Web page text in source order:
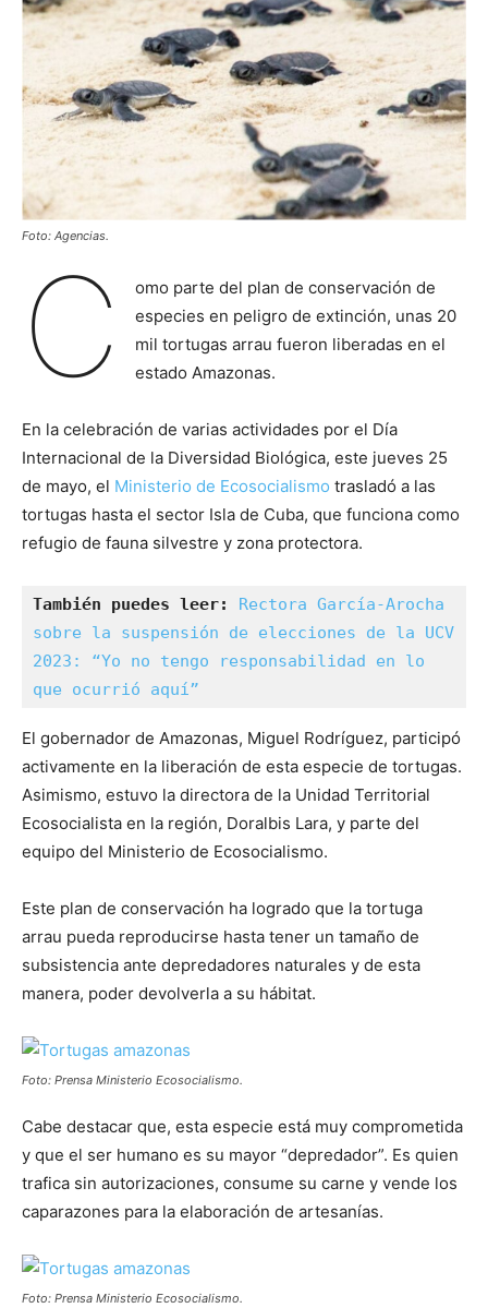
Foto: Agencias.
C
omo parte del plan de conservación de
especies en peligro de extinción, unas 20
mil tortugas arrau fueron liberadas en el
estado Amazonas.
En la celebración de varias actividades por el Día
Internacional de la Diversidad Biológica, este jueves 25
de mayo, el Ministerio de Ecosocialismo trasladó a las
tortugas hasta el sector Isla de Cuba, que funciona como
refugio de fauna silvestre y zona protectora.
También puedes leer:
Rectora García-Arocha
sobre la suspensión de elecciones de la UCV
2023: “Yo no tengo responsabilidad en lo
que ocurrió aquí”
El gobernador de Amazonas, Miguel Rodríguez, participó
activamente en la liberación de esta especie de tortugas.
Asimismo, estuvo la directora de la Unidad Territorial
Ecosocialista en la región, Doralbis Lara, y parte del
equipo del Ministerio de Ecosocialismo.
Este plan de conservación ha logrado que la tortuga
arrau pueda reproducirse hasta tener un tamaño de
subsistencia ante depredadores naturales y de esta
manera, poder devolverla a su hábitat.
Foto: Prensa Ministerio Ecosocialismo.
Cabe destacar que, esta especie está muy comprometida
y que el ser humano es su mayor “depredador”. Es quien
trafica sin autorizaciones, consume su carne y vende los
caparazones para la elaboración de artesanías.
Foto: Prensa Ministerio Ecosocialismo.